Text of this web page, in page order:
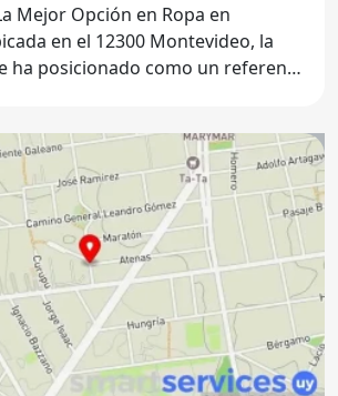
Mejor Opción en Ropa en
ha posicionado como un referente